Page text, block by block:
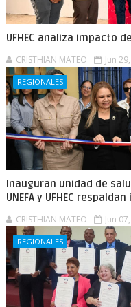
UFHEC analiza impacto
CRISTHIAN MATEO Jun
REGIONALES
Inauguran unidad de
UNEFA y UFHEC
CRISTHIAN MATEO Jun
REGIONALES